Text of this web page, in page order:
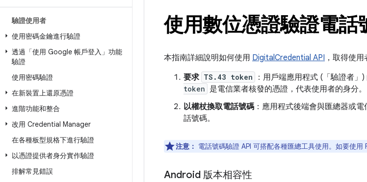
驗證使用者
使用密碼金鑰進行驗證
透過「使用 Google 帳戶登入」功能
驗證
使用密碼驗證
在新裝置上還原憑證
進階功能和整合
改用 Credential Manager
在各種板型規格下進行驗證
以憑證提供者身分實作驗證
排解常見錯誤
使用數位憑證驗證電話
本指南詳細說明如何使用 DigitalCredential API ，取得使
要求 TS.43 token ：用戶端應用程式 (「驗證者」
token 是電信業者核發的憑證，代表使用者的身分。
以權杖換取電話號碼 ：應用程式後端會與匯總器或
話號碼。
注意： 電話號碼驗證 API 可搭配各種匯總工具使用。如要使用
Android 版本相容性